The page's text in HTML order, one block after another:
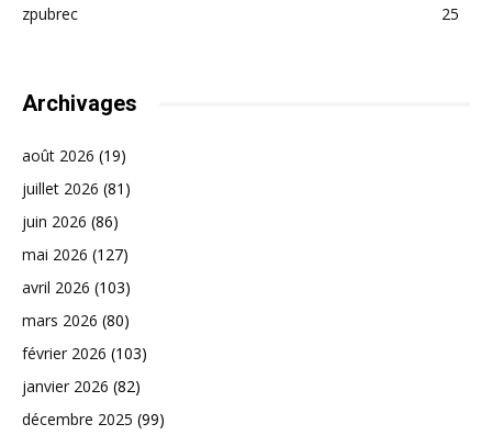
zpubrec
25
Archivages
août 2026 (19)
juillet 2026 (81)
juin 2026 (86)
mai 2026 (127)
avril 2026 (103)
mars 2026 (80)
février 2026 (103)
janvier 2026 (82)
décembre 2025 (99)